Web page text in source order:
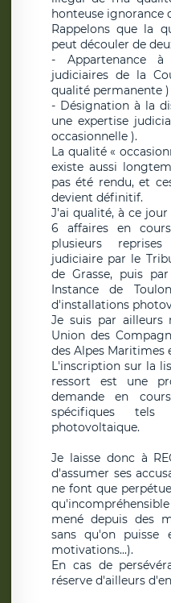
honteuse ignorance
Rappelons que la
peut découler de
- Appartenance
judiciaires de la
qualité permanente )
- Désignation à la
une expertise
occasionnelle ).
La qualité «
existe aussi
pas été rendu, et
devient définitif.
J'ai qualité, à ce
6 affaires en
plusieurs
judiciaire par le
de Grasse, puis
Instance de
d'installations
Je suis par ailleurs
Union des
des Alpes Maritimes
L'inscription sur la
ressort est une
demande en
spécifiques
photovoltaique.
Je laisse donc à
d'assumer ses
ne font que
mené depuis des
sans qu'on puisse
motivations...).
En cas de
réserve d'ailleurs